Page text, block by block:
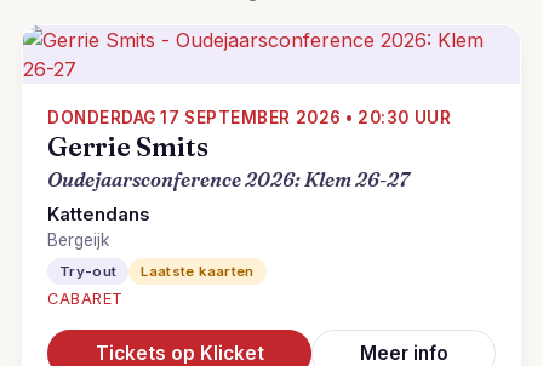
DONDERDAG 17 SEPTEMBER 2026 • 20:30 UUR
Gerrie Smits
Oudejaarsconference 2026: Klem 26-27
Kattendans
Bergeijk
Try-out Laatste kaarten
CABARET
Tickets op Klicket Meer info